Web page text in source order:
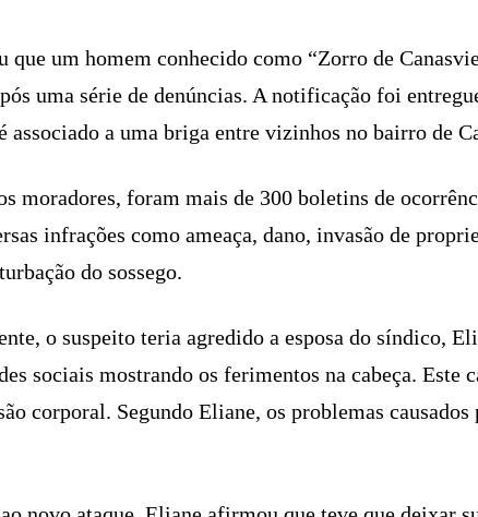
que um homem conhecido como “Zorro de
uma série de denúncias. A notificação foi
associado a uma briga entre vizinhos no bairro de
moradores, foram mais de 300 boletins de
infrações como ameaça, dano, invasão de
do sossego.
o suspeito teria agredido a esposa do síndico,
sociais mostrando os ferimentos na cabeça. Este
corporal. Segundo Eliane, os problemas